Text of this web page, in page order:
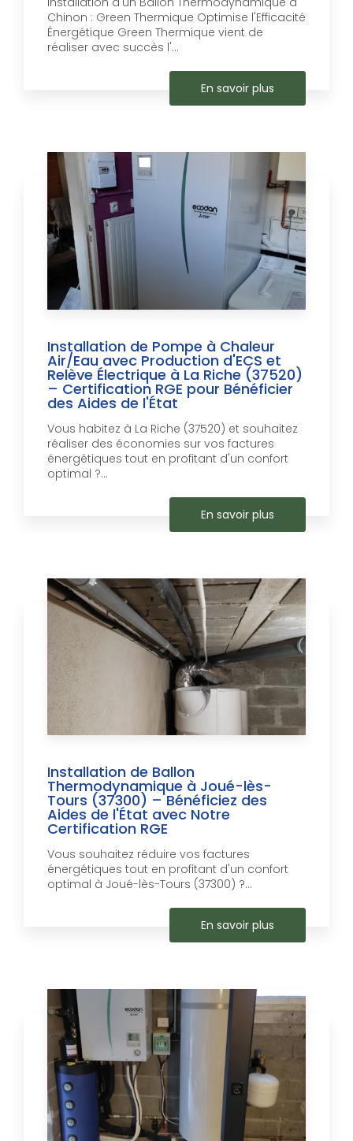
Chinon : Green Thermique Optimise l'Efficacité
Énergétique Green Thermique vient de
réaliser avec succès l'...
En savoir plus
Installation de Pompe à Chaleur
Air/Eau avec Production d'ECS et
Relève Électrique à La Riche (37520)
– Certification RGE pour Bénéficier
des Aides de l'État
Vous habitez à La Riche (37520) et souhaitez
réaliser des économies sur vos factures
énergétiques tout en profitant d'un confort
optimal ?...
En savoir plus
Installation de Ballon
Thermodynamique à Joué-lès-
Tours (37300) – Bénéficiez des
Aides de l'État avec Notre
Certification RGE
Vous souhaitez réduire vos factures
énergétiques tout en profitant d'un confort
optimal à Joué-lès-Tours (37300) ?...
En savoir plus